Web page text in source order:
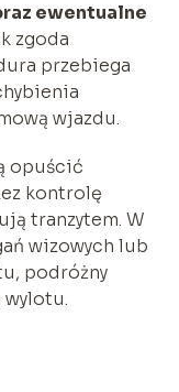
ewentualne
zgoda
przebiega
wjazdu.
opuścić
kontrolę
tranzytem. W
wizowych lub
podróżny